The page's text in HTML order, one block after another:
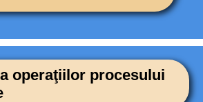
operaţiilor procesului